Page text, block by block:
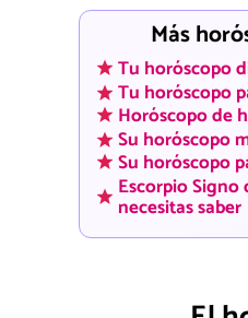
Más
Tu horóscopo
Tu horóscopo
Horóscopo de
Su horóscopo
Su horóscopo
Escorpio
necesitas saber